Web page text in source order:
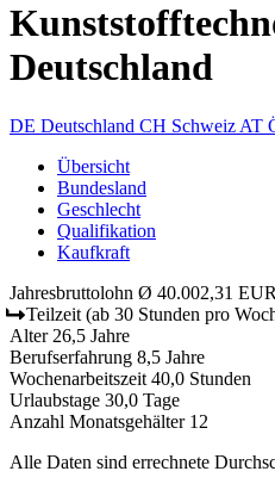
Deutschland
DE Deutschland CH Schweiz AT
Übersicht
Bundesland
Geschlecht
Qualifikation
Kaufkraft
Jahresbruttolohn Ø 40.002,31 EUR
Teilzeit (ab 30 Stunden pro
Alter 26,5 Jahre
Berufserfahrung 8,5 Jahre
Wochenarbeitszeit 40,0 Stunden
Urlaubstage 30,0 Tage
Anzahl Monatsgehälter 12
Alle Daten sind errechnete